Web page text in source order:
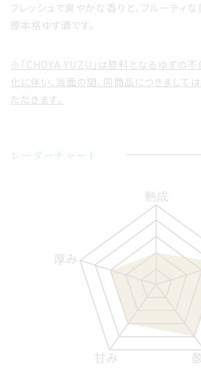
フレッシュで爽やかな香りと、フルーティ
厚本格ゆず酒です。
※「CHOYA YUZU」は原料となるゆずの
化に伴い、当面の間、同商品につきまして
ただきます。
レーダーチャート